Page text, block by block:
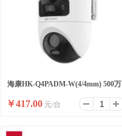
海康HK-Q4PADM-W(4/4mm) 500万
双摄WiFi套装小球
￥417.00 元/台